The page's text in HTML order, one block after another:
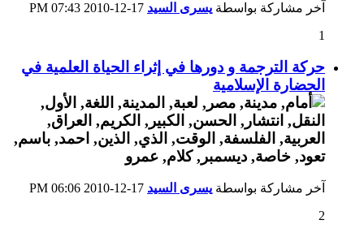
آخر مشاركة بواسطة يسرى السيد
07:43 PM
1
حركة الترجمة و دورها في إثراء الحياة العلمية في
الحضارة الإسلامية
آخر مشاركة بواسطة يسرى السيد
06:06 PM
2